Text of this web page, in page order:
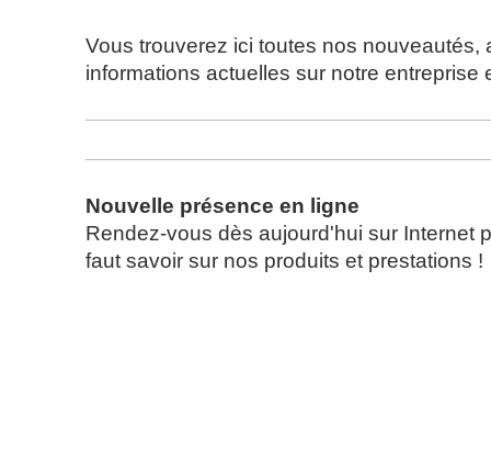
Vous trouverez ici toutes nos nouveautés,
informations actuelles sur notre entreprise
Nouvelle présence en ligne
Rendez-vous dès aujourd'hui sur Internet
faut savoir sur nos produits et prestations !